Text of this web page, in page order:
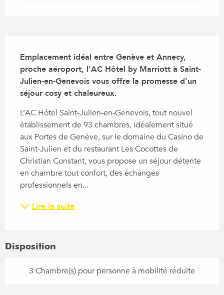
Emplacement idéal entre Genève et Annecy,
proche aéroport, l'AC Hôtel by Marriott à Saint-
Julien-en-Genevois vous offre la promesse d'un
séjour cosy et chaleureux.
L’AC Hôtel Saint-Julien-en-Genevois, tout nouvel
établissement de 93 chambres, idéalement situé
aux Portes de Genève, sur le domaine du Casino de
Saint-Julien et du restaurant Les Cocottes de
Christian Constant, vous propose un séjour détente
en chambre tout confort, des échanges
professionnels en...
Lire la suite
Disposition
3 Chambre(s) pour personne à mobilité réduite